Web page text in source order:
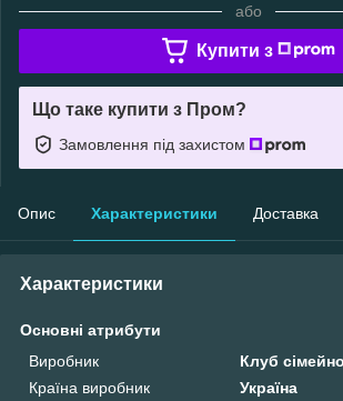
або
Купити з
Що таке купити з Пром?
Замовлення під захистом
Опис Характеристики Доставка
Характеристики
Основні атрибути
Виробник
Клуб
Країна виробник
Україна